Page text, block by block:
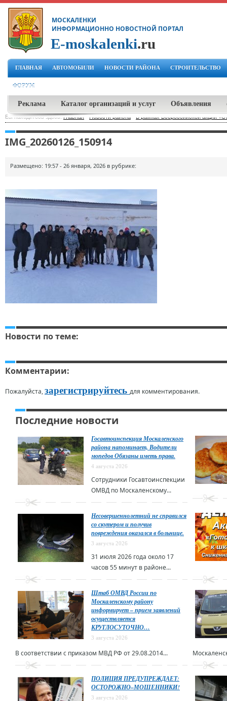
МОСКАЛЕНКИ
ИНФОРМАЦИОННО НОВОСТНОЙ ПОРТАЛ
E-moskalenki.ru
ГЛАВНАЯ АВТОМОБИЛИ НОВОСТИ РАЙОНА СТРОИТЕЛЬСТВО
ФОРУМ
Реклама Каталог организаций и услуг Объявления
Вы находитесь здесь:Главная-Новости района В рамках Всероссийской акции
IMG_20260126_150914
Размещено: 19:57 - 26 января, 2026 в рубрике:
Новости по теме:
Комментарии:
Пожалуйста,зарегистрируйтесь для комментирования.
Последние новости
Госавтоинспекция Москаленского
района напоминает, Водители
мопедов Обязаны иметь права.
4 августа 2026
Сотрудники Госавтоинспекции
ОМВД по Москаленскому...
Несовершеннолетний не справился
со скутером и получив
повреждения оказался в больнице.
3 августа 2026
31 июля 2026 года около 17
часов 55 минут в районе...
Штаб ОМВД России по
Москаленскому району
информирует – прием заявлений
осуществляется
КРУГЛОСУТОЧНО…
3 августа 2026
В соответствии с приказом МВД РФ от 29.08.2014...
ПОЛИЦИЯ ПРЕДУПРЕЖДАЕТ:
ОСТОРОЖНО–МОШЕННИКИ!
3 августа 2026